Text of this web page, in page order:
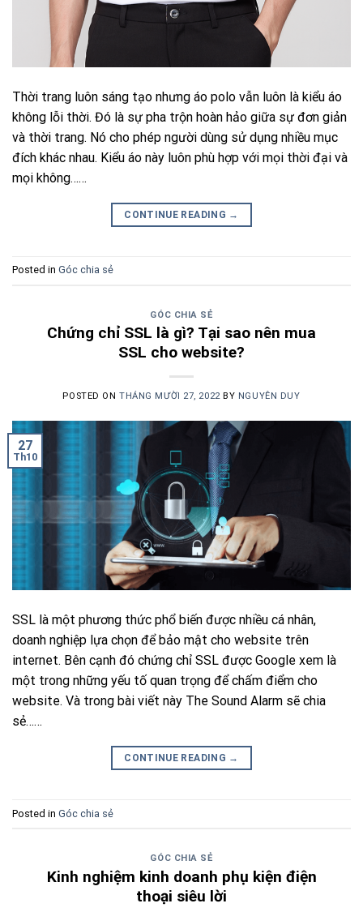
Thời trang luôn sáng tạo nhưng áo polo vẫn luôn là kiểu áo
không lỗi thời. Đó là sự pha trộn hoàn hảo giữa sự đơn giản
và thời trang. Nó cho phép người dùng sử dụng nhiều mục
đích khác nhau. Kiểu áo này luôn phù hợp với mọi thời đại và
mọi không……
CONTINUE READING →
Posted in Góc chia sẻ
GÓC CHIA SẺ
Chứng chỉ SSL là gì? Tại sao nên mua
SSL cho website?
POSTED ONTHÁNG MƯỜI 27, 2022 BY NGUYÊN DUY
27
Th10
SSL là một phương thức phổ biến được nhiều cá nhân,
doanh nghiệp lựa chọn để bảo mật cho website trên
internet. Bên cạnh đó chứng chỉ SSL được Google xem là
một trong những yếu tố quan trọng để chấm điểm cho
website. Và trong bài viết này The Sound Alarm sẽ chia
sẻ……
CONTINUE READING →
Posted in Góc chia sẻ
GÓC CHIA SẺ
Kinh nghiệm kinh doanh phụ kiện điện
thoại siêu lời